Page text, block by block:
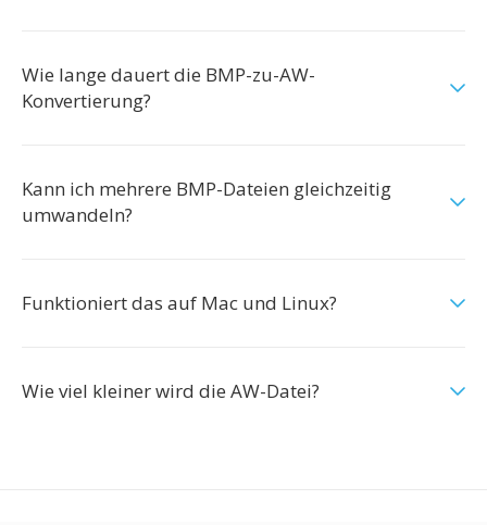
Wie lange dauert die BMP-zu-AW-
Konvertierung?
Kann ich mehrere BMP-Dateien gleichzeitig
umwandeln?
Funktioniert das auf Mac und Linux?
Wie viel kleiner wird die AW-Datei?